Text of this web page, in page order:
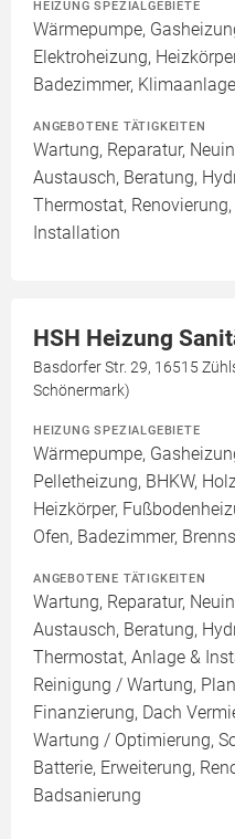
HEIZUNG SPEZIALGEBIETE
Wärmepumpe,
Elektroheizung,
Badezimmer, Klimaanlage
ANGEBOTENE TÄTIGKEITEN
Wartung, Reparatur,
Austausch, Beratung,
Thermostat,
Installation
HSH Heizung
Basdorfer Str. 29, 16515
Schönermark)
HEIZUNG SPEZIALGEBIETE
Wärmepumpe,
Pelletheizung, BHKW,
Heizkörper,
Ofen, Badezimmer,
ANGEBOTENE TÄTIGKEITEN
Wartung, Reparatur,
Austausch, Beratung,
Thermostat, Anlage &
Reinigung / Wartung,
Finanzierung, Dach
Wartung / Optimierung,
Batterie, Erweiterung,
Badsanierung